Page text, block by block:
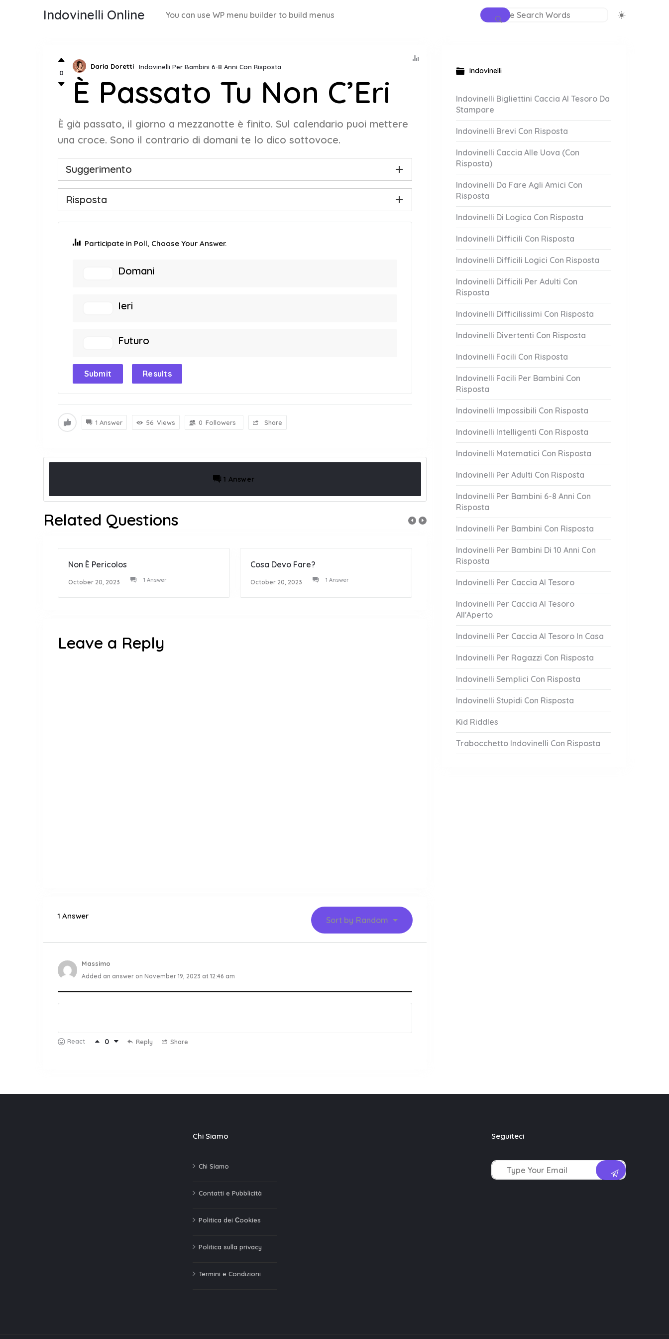
Indovinelli Online You can use WP menu builder to build menus
0
Daria Doretti Indovinelli Per Bambini 6-8 Anni Con Risposta
È Passato Tu Non C’Eri
È già passato, il giorno a mezzanotte è finito. Sul calendario puoi mettere
una croce. Sono il contrario di domani te lo dico sottovoce.
Suggerimento
Risposta
Participate in Poll, Choose Your Answer.
Domani
Ieri
Futuro
Submit Results
1 Answer 56 Views 0 Followers Share
1 Answer
Related Questions
Non È Pericolos
October 20, 2023 1 Answer
Cosa Devo Fare?
October 20, 2023 1 Answer
Non Lascia Mai
October 20, 2023 1 Answer
Leave a Reply
1 Answer Sort by Random
Massimo
Added an answer on November 19, 2023 at 12:46 am
React 0 Reply Share
Indovinelli
Indovinelli Bigliettini Caccia Al Tesoro Da
Stampare
Indovinelli Brevi Con Risposta
Indovinelli Caccia Alle Uova (Con
Risposta)
Indovinelli Da Fare Agli Amici Con
Risposta
Indovinelli Di Logica Con Risposta
Indovinelli Difficili Con Risposta
Indovinelli Difficili Logici Con Risposta
Indovinelli Difficili Per Adulti Con
Risposta
Indovinelli Difficilissimi Con Risposta
Indovinelli Divertenti Con Risposta
Indovinelli Facili Con Risposta
Indovinelli Facili Per Bambini Con
Risposta
Indovinelli Impossibili Con Risposta
Indovinelli Intelligenti Con Risposta
Indovinelli Matematici Con Risposta
Indovinelli Per Adulti Con Risposta
Indovinelli Per Bambini 6-8 Anni Con
Risposta
Indovinelli Per Bambini Con Risposta
Indovinelli Per Bambini Di 10 Anni Con
Risposta
Indovinelli Per Caccia Al Tesoro
Indovinelli Per Caccia Al Tesoro
All'Aperto
Indovinelli Per Caccia Al Tesoro In Casa
Indovinelli Per Ragazzi Con Risposta
Indovinelli Semplici Con Risposta
Indovinelli Stupidi Con Risposta
Kid Riddles
Trabocchetto Indovinelli Con Risposta
Chi Siamo
Chi Siamo
Contatti e Pubblicità
Politica dei Сookies
Politica sulla privacy
Termini e Condizioni
Seguiteci